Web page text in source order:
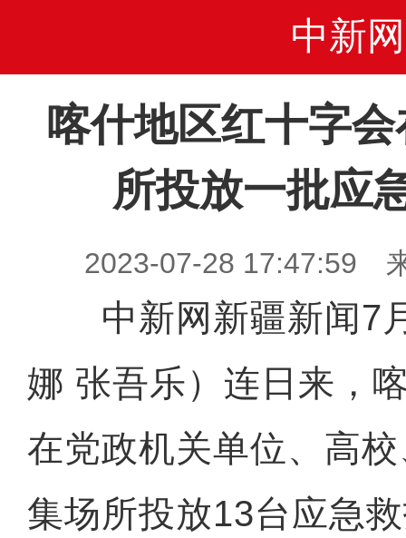
中新网
喀什地区红十字
所投放一批应
2023-07-28 17:47:59
中新网新疆新闻7
娜 张吾乐）连日来，
在党政机关单位、高
集场所投放13台应急